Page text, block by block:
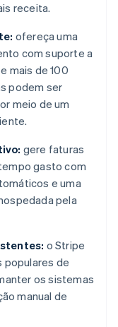
receita.
ofereça uma
com suporte a
mais de 100
podem ser
meio de um
gere faturas
gasto com
e uma
pela
o Stripe
populares de
os sistemas
manual de